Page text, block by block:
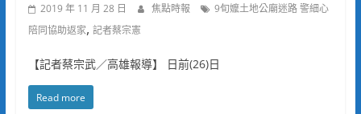
2019 年 11 月 28 日 焦點時報
9旬嬤土地公廟迷路 警細心
陪同協助返家, 記者蔡宗憲
【記者蔡宗武／高雄報導】 日前(26)日
Read more